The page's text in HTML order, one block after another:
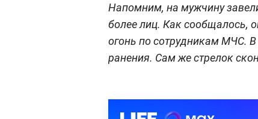
Напомним, на мужчину
более лиц. Как сообщалось,
огонь по сотрудникам МЧС. В
ранения. Сам же стрелок